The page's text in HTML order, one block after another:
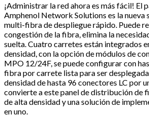
¡Administrar la red ahora es más fácil! El
Amphenol Network Solutions es la nueva
multi-fibra de despliegue rápido. Puede
congestión de la fibra, elimina la
suelta. Cuatro carretes están integrados
densidad, con la opción de módulos de
MPO 12/24F, se puede configurar con
fibra por carrete lista para ser
densidad de hasta 96 conectores LC por
convierte a este panel de distribución de
de alta densidad y una solución de
en uno.